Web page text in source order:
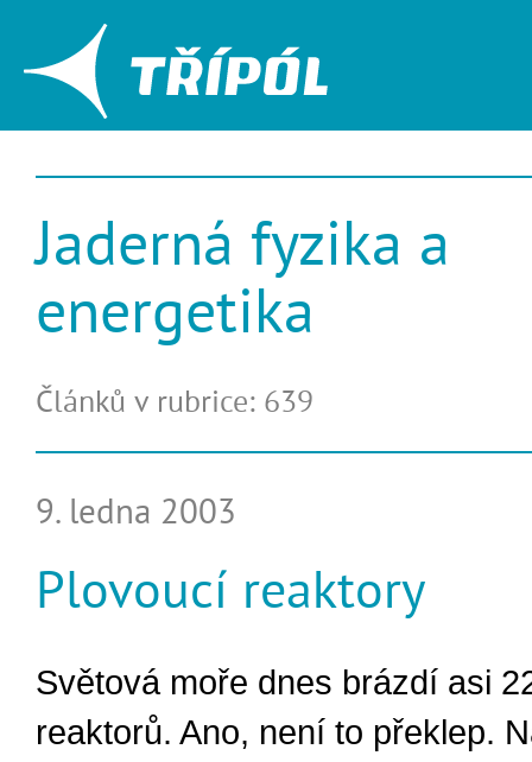
Jaderná fyzika a
energetika
Článků v rubrice: 639
9. ledna 2003
Plovoucí reaktory
Světová moře dnes brázdí asi
reaktorů. Ano, není to překlep.